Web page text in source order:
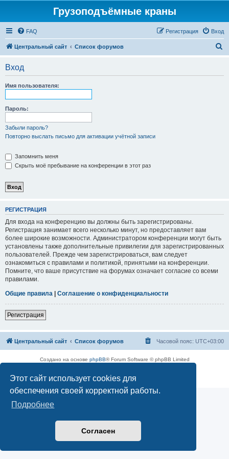
Этот сайт использует cookies для
обеспечения своей корректной работы.
Подробнее
Согласен
Грузоподъёмные краны
FAQ Вход
Регистрация
Центральный сайт Список форумов
Вход
Имя пользователя:
Пароль:
Забыли пароль?
Повторно выслать письмо для активации учётной записи
Запомнить меня
Скрыть моё пребывание на конференции в этот раз
РЕГИСТРАЦИЯ
Для входа на конференцию вы должны быть зарегистрированы.
Регистрация занимает всего несколько минут, но предоставляет вам
более широкие возможности. Администратором конференции могут быть
установлены также дополнительные привилегии для зарегистрированных
пользователей. Прежде чем зарегистрироваться, вам следует
ознакомиться с правилами и политикой, принятыми на конференции.
Помните, что ваше присутствие на форумах означает согласие со всеми
правилами.
Общие правила | Соглашение о конфиденциальности
Регистрация
Центральный сайт Список форумов Часовой пояс: UTC+03:00
Создано на основе phpBB® Forum Software © phpBB Limited
Конфиденциальность|Правила